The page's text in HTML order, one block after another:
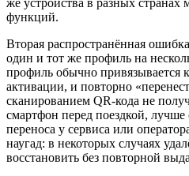
же устройства в разных странах
функций.
Вторая распространённая
один и тот же профиль на
профиль обычно привязывается
активации, и повторно
сканированием QR-кода не
смартфон перед поездкой, лучше
переноса у сервиса или
наугад: в некоторых случаях
восстановить без повторной